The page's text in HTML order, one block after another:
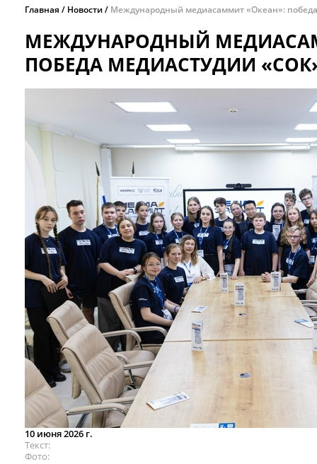
Главная Новости Международный медиасаммит «Океан»:
МЕЖДУНАРОДНЫЙ
ПОБЕДА МЕДИАСТУДИИ
10 июня 2026 г.
Текст
Фото